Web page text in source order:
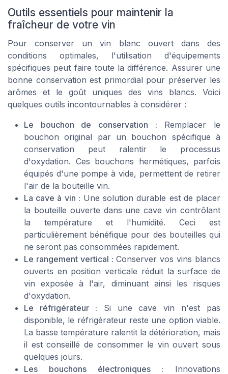
Outils essentiels pour maintenir la
fraîcheur de votre vin
Pour conserver un vin blanc ouvert dans des
conditions optimales, l'utilisation d'équipements
spécifiques peut faire toute la différence. Assurer une
bonne conservation est primordial pour préserver les
arômes et le goût uniques des vins blancs. Voici
quelques outils incontournables à considérer :
Le bouchon de conservation : Remplacer le
bouchon original par un bouchon spécifique à
conservation peut ralentir le processus
d'oxydation. Ces bouchons hermétiques, parfois
équipés d'une pompe à vide, permettent de retirer
l'air de la bouteille vin.
La cave à vin : Une solution durable est de placer
la bouteille ouverte dans une cave vin contrôlant
la température et l'humidité. Ceci est
particulièrement bénéfique pour des bouteilles qui
ne seront pas consommées rapidement.
Le rangement vertical : Conserver vos vins blancs
ouverts en position verticale réduit la surface de
vin exposée à l'air, diminuant ainsi les risques
d'oxydation.
Le réfrigérateur : Si une cave vin n'est pas
disponible, le réfrigérateur reste une option viable.
La basse température ralentit la détérioration, mais
il est conseillé de consommer le vin ouvert sous
quelques jours.
Les bouchons électroniques : Innovations